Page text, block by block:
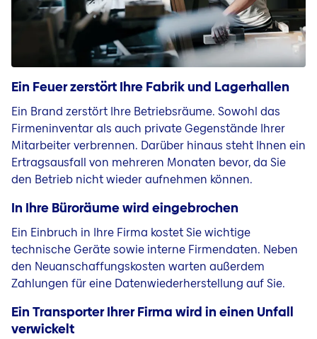
Ein Feuer zerstört Ihre Fabrik und Lagerhallen
Ein Brand zerstört Ihre Betriebsräume. Sowohl das
Firmeninventar als auch private Gegenstände Ihrer
Mitarbeiter verbrennen. Darüber hinaus steht Ihnen ein
Ertragsausfall von mehreren Monaten bevor, da Sie
den Betrieb nicht wieder aufnehmen können.
In Ihre Büroräume wird eingebrochen
Ein Einbruch in Ihre Firma kostet Sie wichtige
technische Geräte sowie interne Firmendaten. Neben
den Neuanschaffungskosten warten außerdem
Zahlungen für eine Datenwiederherstellung auf Sie.
Ein Transporter Ihrer Firma wird in einen Unfall
verwickelt